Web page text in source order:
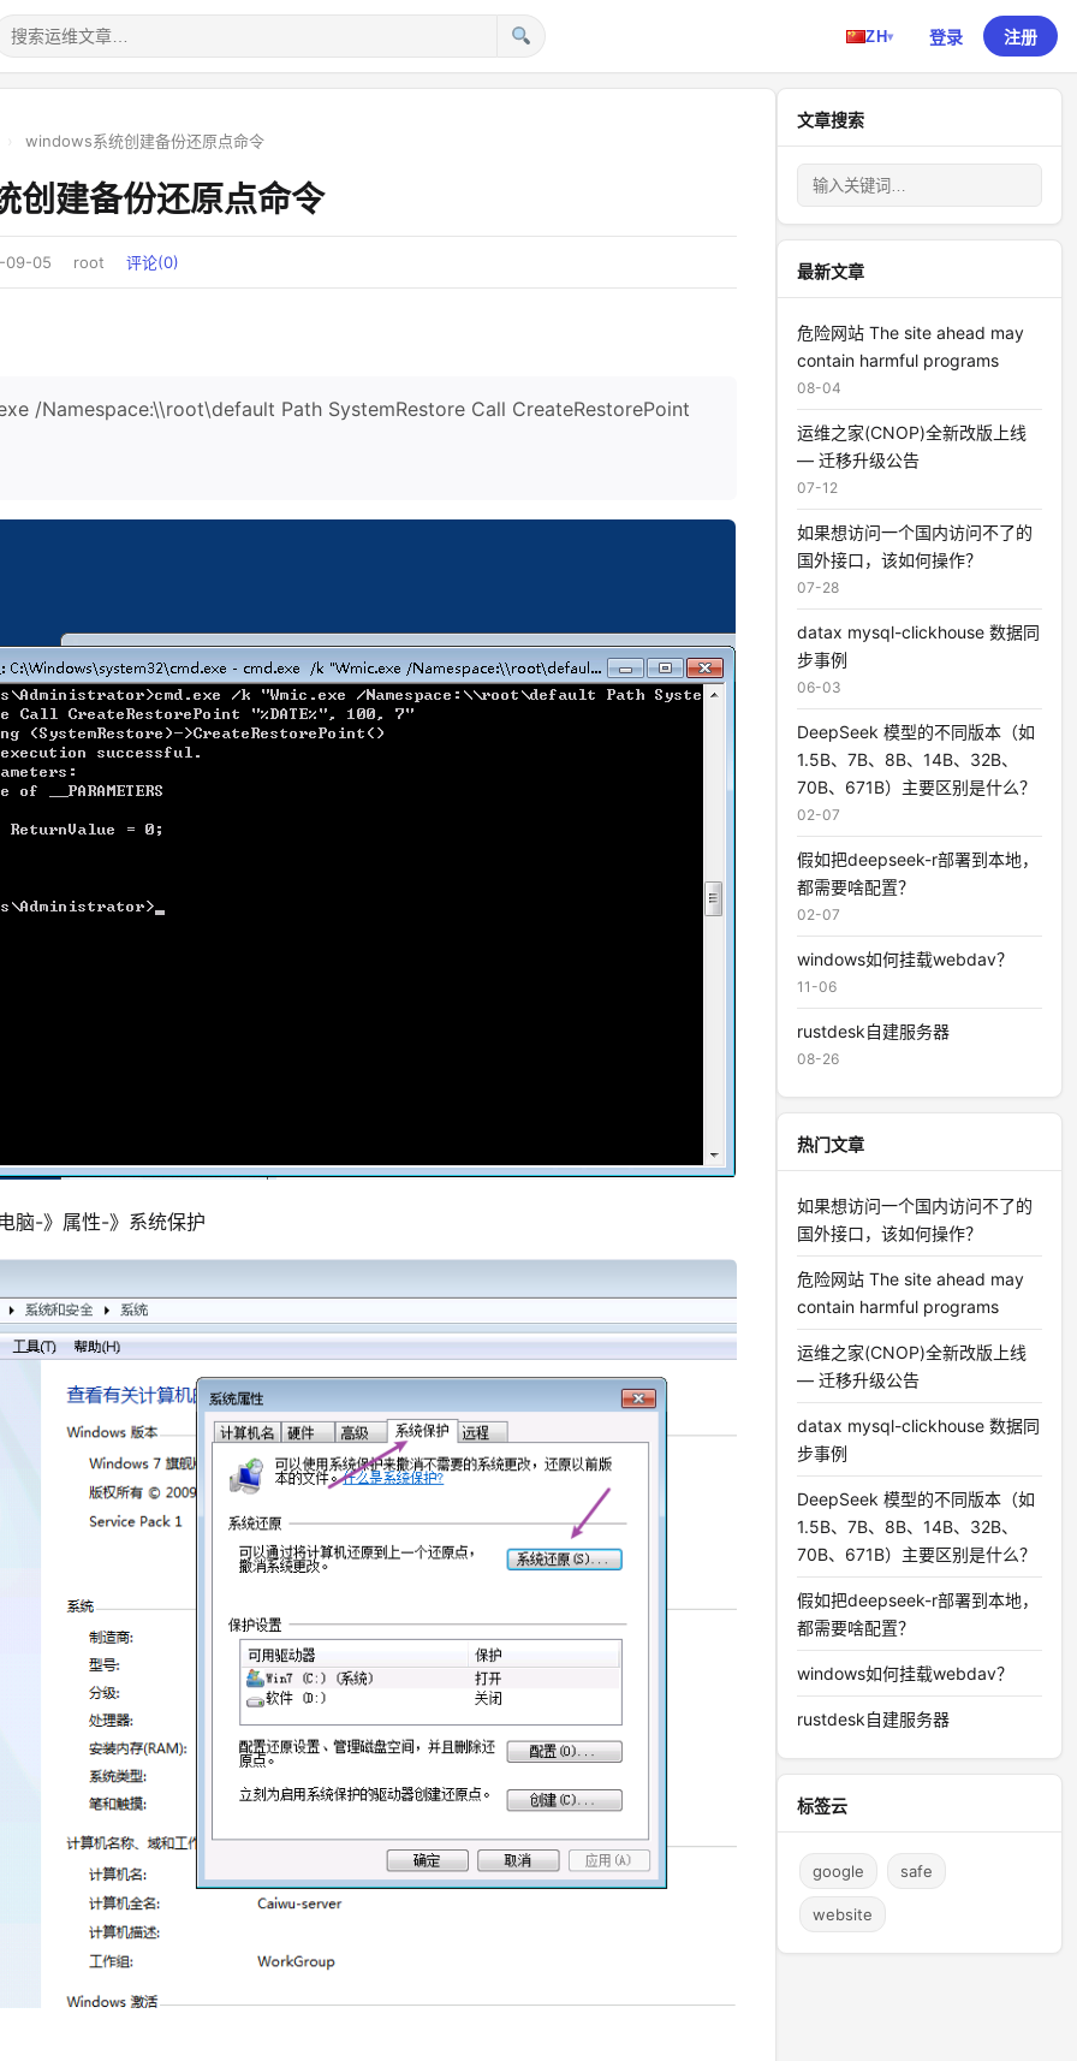
ZH▾ 登录 注册
windows系统创建备份还原点命令
建备份还原点命令
09-05 root 评论(0)
/Namespace:\\root\default Path SystemRestore Call CreateRestorePoint
脑-》属性-》系统保护
文章搜索
最新文章
危险网站 The site ahead may
contain harmful programs
08-04
运维之家(CNOP)全新改版上线
— 迁移升级公告
07-12
如果想访问一个国内访问不了的
国外接口，该如何操作？
07-28
datax mysql-clickhouse 数据同
步事例
06-03
DeepSeek 模型的不同版本（如
1.5B、7B、8B、14B、32B、
70B、671B）主要区别是什么？
02-07
假如把deepseek-r部署到本地，
都需要啥配置？
02-07
windows如何挂载webdav？
11-06
rustdesk自建服务器
08-26
热门文章
如果想访问一个国内访问不了的
国外接口，该如何操作？
危险网站 The site ahead may
contain harmful programs
运维之家(CNOP)全新改版上线
— 迁移升级公告
datax mysql-clickhouse 数据同
步事例
DeepSeek 模型的不同版本（如
1.5B、7B、8B、14B、32B、
70B、671B）主要区别是什么？
假如把deepseek-r部署到本地，
都需要啥配置？
windows如何挂载webdav？
rustdesk自建服务器
标签云
google safe
website